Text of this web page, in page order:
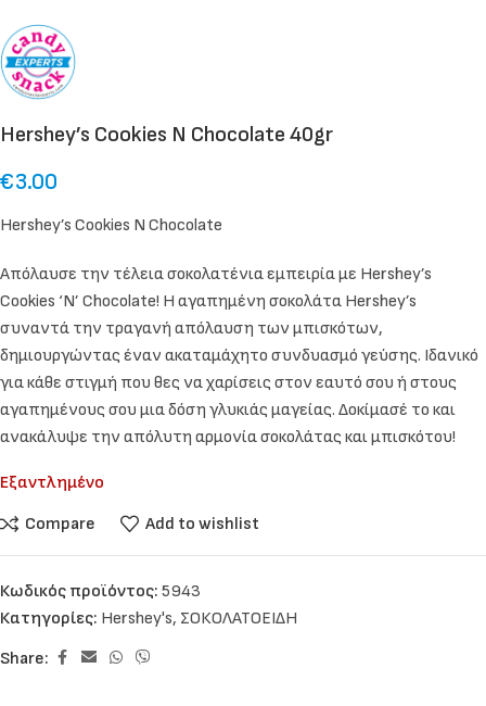
Hershey’s Cookies N Chocolate 40gr
€3.00
Hershey’s Cookies N Chocolate
Απόλαυσε την τέλεια σοκολατένια εμπειρία με Hershey’s
Cookies ‘N’ Chocolate! Η αγαπημένη σοκολάτα Hershey’s
συναντά την τραγανή απόλαυση των μπισκότων,
δημιουργώντας έναν ακαταμάχητο συνδυασμό γεύσης. Ιδανικό
για κάθε στιγμή που θες να χαρίσεις στον εαυτό σου ή στους
αγαπημένους σου μια δόση γλυκιάς μαγείας. Δοκίμασέ το και
ανακάλυψε την απόλυτη αρμονία σοκολάτας και μπισκότου!
Εξαντλημένο
Compare
Add to wishlist
Κωδικός προϊόντος: 5943
Κατηγορίες: Hershey's, ΣΟΚΟΛΑΤΟΕΙΔΗ
Share: